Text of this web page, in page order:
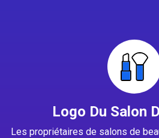
Logo Du Salon
Les propriétaires de salons de